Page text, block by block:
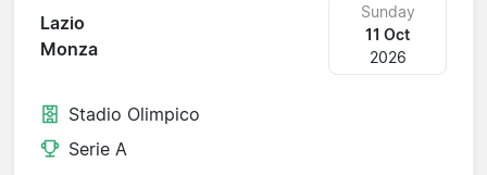
Lazio
Monza
Sunday
11 Oct
2026
Stadio Olimpico
Serie A